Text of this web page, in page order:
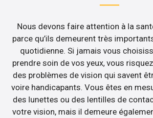
Nous devons faire attention à la
parce qu’ils demeurent très
quotidienne. Si jamais vous
prendre soin de vos yeux, vous
des problèmes de vision qui savent
voire handicapants. Vous êtes en
des lunettes ou des lentilles de
votre vision, mais il demeure